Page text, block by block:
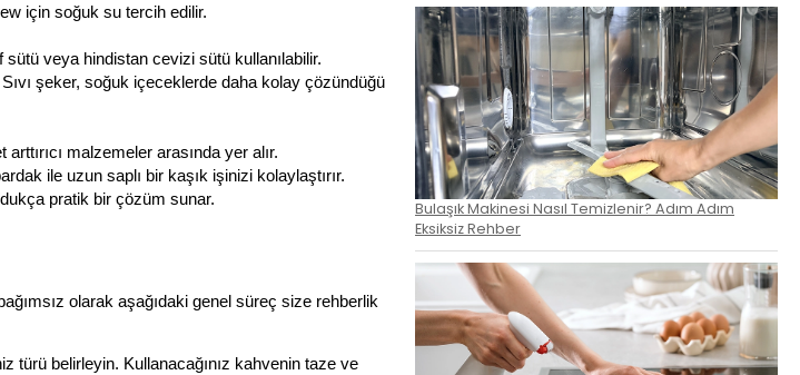
için soğuk su tercih edilir.
veya hindistan cevizi sütü kullanılabilir.
şeker, soğuk içeceklerde daha kolay çözündüğü
malzemeler arasında yer alır.
ile uzun saplı bir kaşık işinizi kolaylaştırır.
pratik bir çözüm sunar.
olarak aşağıdaki genel süreç size rehberlik
türü belirleyin. Kullanacağınız kahvenin taze ve
Bulaşık Makinesi Nasıl Temizlenir? Adım Adım
Eksiksiz Rehber